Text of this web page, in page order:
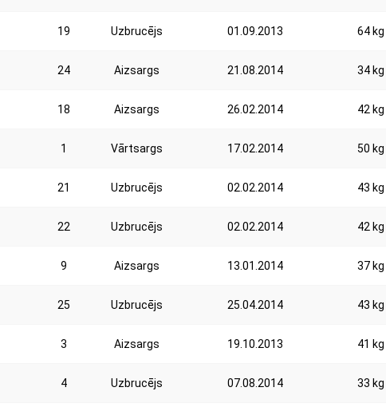
19 Uzbrucējs 01.09.2013 64 kg
24 Aizsargs 21.08.2014 34 kg
18 Aizsargs 26.02.2014 42 kg
1 Vārtsargs 17.02.2014 50 kg
21 Uzbrucējs 02.02.2014 43 kg
22 Uzbrucējs 02.02.2014 42 kg
9 Aizsargs 13.01.2014 37 kg
25 Uzbrucējs 25.04.2014 43 kg
3 Aizsargs 19.10.2013 41 kg
4 Uzbrucējs 07.08.2014 33 kg